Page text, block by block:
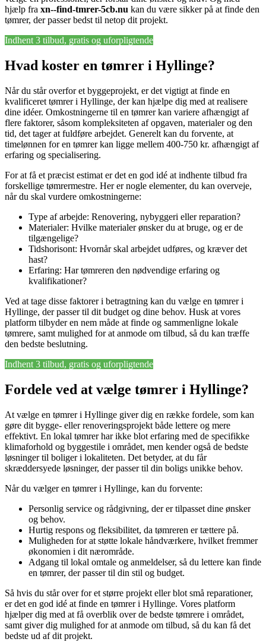
hjælp fra xn--find-tmrer-5cb.nu kan du være sikker på at finde den
tømrer, der passer bedst til netop dit projekt.
Indhent 3 tilbud, gratis og uforpligtende
Hvad koster en tømrer i Hyllinge?
Når du står overfor et byggeprojekt, er det vigtigt at finde en
kvalificeret tømrer i Hyllinge, der kan hjælpe dig med at realisere
dine idéer. Omkostningerne til en tømrer kan variere afhængigt af
flere faktorer, såsom kompleksiteten af opgaven, materialer og den
tid, det tager at fuldføre arbejdet. Generelt kan du forvente, at
timelønnen for en tømrer kan ligge mellem 400-750 kr. afhængigt af
erfaring og specialisering.
For at få et præcist estimat er det en god idé at indhente tilbud fra
forskellige tømrermestre. Her er nogle elementer, du kan overveje,
når du skal vurdere omkostningerne:
Type af arbejde: Renovering, nybyggeri eller reparation?
Materialer: Hvilke materialer ønsker du at bruge, og er de
tilgængelige?
Tidshorisont: Hvornår skal arbejdet udføres, og kræver det
hast?
Erfaring: Har tømreren den nødvendige erfaring og
kvalifikationer?
Ved at tage disse faktorer i betragtning kan du vælge en tømrer i
Hyllinge, der passer til dit budget og dine behov. Husk at vores
platform tilbyder en nem måde at finde og sammenligne lokale
tømrere, samt mulighed for at anmode om tilbud, så du kan træffe
den bedste beslutning.
Indhent 3 tilbud, gratis og uforpligtende
Fordele ved at vælge tømrer i Hyllinge?
At vælge en tømrer i Hyllinge giver dig en række fordele, som kan
gøre dit bygge- eller renoveringsprojekt både lettere og mere
effektivt. En lokal tømrer har ikke blot erfaring med de specifikke
klimaforhold og byggestile i området, men kender også de bedste
løsninger til boliger i lokaliteten. Det betyder, at du får
skræddersyede løsninger, der passer til din boligs unikke behov.
Når du vælger en tømrer i Hyllinge, kan du forvente:
Personlig service og rådgivning, der er tilpasset dine ønsker
og behov.
Hurtig respons og fleksibilitet, da tømreren er tættere på.
Muligheden for at støtte lokale håndværkere, hvilket fremmer
økonomien i dit nærområde.
Adgang til lokal omtale og anmeldelser, så du lettere kan finde
en tømrer, der passer til din stil og budget.
Så hvis du står over for et større projekt eller blot små reparationer,
er det en god idé at finde en tømrer i Hyllinge. Vores platform
hjælper dig med at få overblik over de bedste tømrere i området,
samt giver dig mulighed for at anmode om tilbud, så du kan få det
bedste ud af dit projekt.